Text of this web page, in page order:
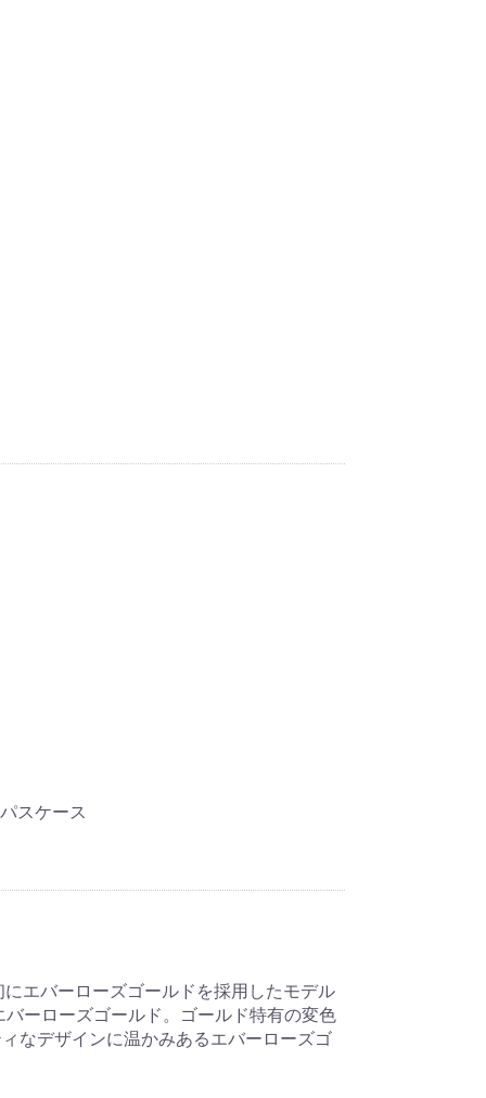
スケース
エバーローズゴールドを採用したモデル
ーローズゴールド。ゴールド特有の変色
なデザインに温かみあるエバーローズゴ